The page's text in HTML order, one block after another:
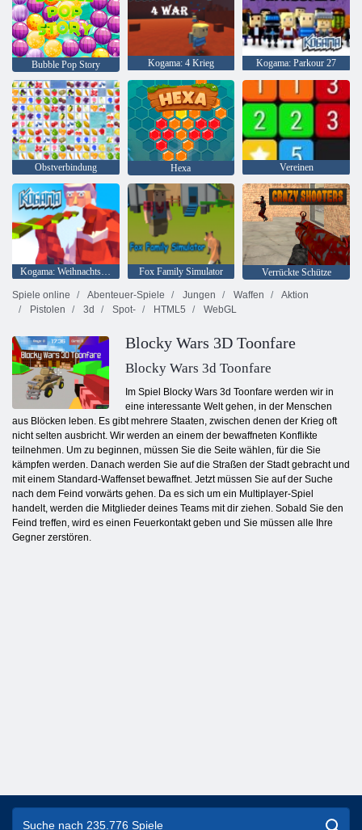
Bubble Pop Story Kogama: 4 Krieg Kogama: Parkour 27
Obstverbindung Hexa Vereinen
Kogama: Weihnachtsparkour Fox Family Simulator
Verrückte Schütze
Spiele online
Abenteuer-Spiele Jungen Waffen
Aktion
Pistolen
3d Spot- HTML5 WebGL
Blocky Wars 3D Toonfare
Blocky Wars 3d Toonfare
Im Spiel Blocky Wars 3d Toonfare werden wir in
eine interessante Welt gehen, in der Menschen
aus Blöcken leben. Es gibt mehrere Staaten, zwischen denen der Krieg oft
nicht selten ausbricht. Wir werden an einem der bewaffneten Konflikte
teilnehmen. Um zu beginnen, müssen Sie die Seite wählen, für die Sie
kämpfen werden. Danach werden Sie auf die Straßen der Stadt gebracht und
mit einem Standard-Waffenset bewaffnet. Jetzt müssen Sie auf der Suche
nach dem Feind vorwärts gehen. Da es sich um ein Multiplayer-Spiel
handelt, werden die Mitglieder deines Teams mit dir ziehen. Sobald Sie den
Feind treffen, wird es einen Feuerkontakt geben und Sie müssen alle Ihre
Gegner zerstören.